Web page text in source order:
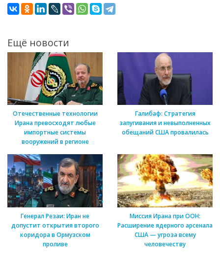
Ещё новости
Отечественные технологии
Ирана превосходят любые
импортные системы
вооружений в регионе
Галибаф: Стратегия
запугивания и невыполненных
обещаний США провалилась
Генерал Резаи: Иран не
допустит открытия второго
коридора в Ормузском
проливе
Миссия Ирана при ООН:
Расширение ядерного арсенала
США — угроза всему
человечеству